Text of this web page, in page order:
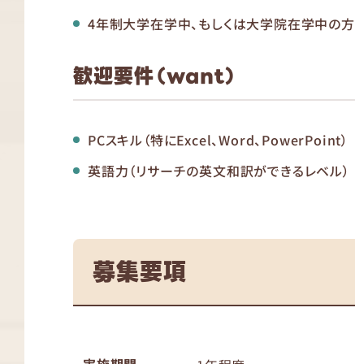
4年制大学在学中、もしくは大学院在学中の方
歓迎要件（want）
PCスキル（特にExcel、Word、PowerPoint）
英語力（リサーチの英文和訳ができるレベル）
募集要項